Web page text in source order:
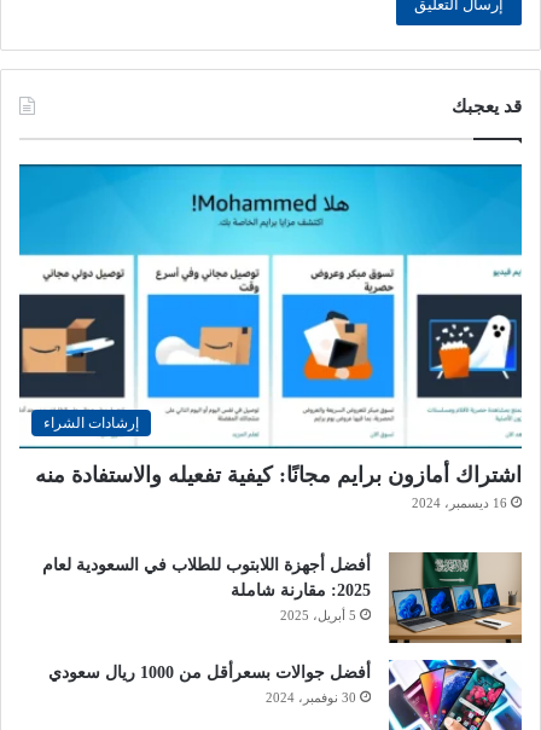
قد يعجبك
إرشادات الشراء
اشتراك أمازون برايم مجانًا: كيفية تفعيله والاستفادة منه
16 ديسمبر، 2024
أفضل أجهزة اللابتوب للطلاب في السعودية لعام
2025: مقارنة شاملة
5 أبريل، 2025
أفضل جوالات بسعرأقل من 1000 ريال سعودي
30 نوفمبر، 2024